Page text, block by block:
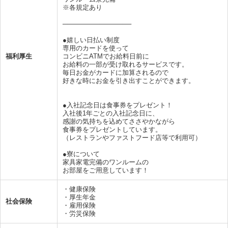
福利厚生
※各規定あり
───────────────
●嬉しい日払い制度
専用のカードを使って
コンビニATMでお給料日前に
お給料の一部が受け取れるサービスです。
毎日お金がカードに加算されるので
好きな時にお金を引き出すことができます。
●入社記念日は食事券をプレゼント！
入社後1年ごとの入社記念日に、
感謝の気持ちを込めてささやかながら
食事券をプレゼントしています。
（レストランやファストフード店等で利用可）
●寮について
家具家電完備のワンルームの
お部屋をご用意しています！
社会保険
・健康保険
・厚生年金
・雇用保険
・労災保険